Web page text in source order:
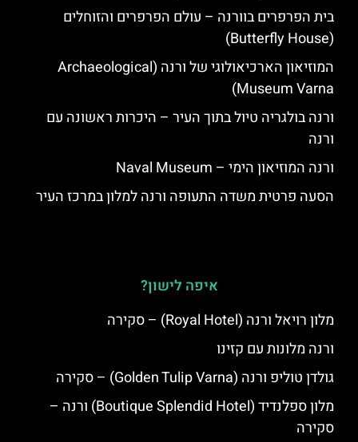
בית הפרפרים בוורנה – עולם הפרפרים והזוחלים
(Butterfly House)
המוזיאון הארכיאולוגי של ורנה (Archaeological
Museum Varna)
ורנה בולגריה טיול בתוך העיר – היכרות ראשונה עם
ורנה
ורנה המוזיאון הימי – Naval Museum
הסעה פרטית משדה התעופה ורנה למלון במרכז העיר
איפה לישון?
מלון רויאל ורנה (Royal Hotel) – סקירה
ורנה מלונות עם קזינו
גולדן טוליפ ורנה (Golden Tulip Varna) – סקירה
מלון ספלנדיד (Boutique Splendid Hotel) ורנה –
סקירה